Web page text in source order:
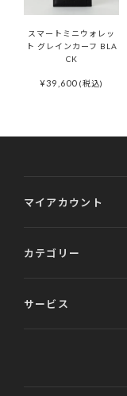
スマートミニウォレッ
ト グレインカーフ BLA
CK
¥39,600 (税込)
マイアカウント
カテゴリー
サービス